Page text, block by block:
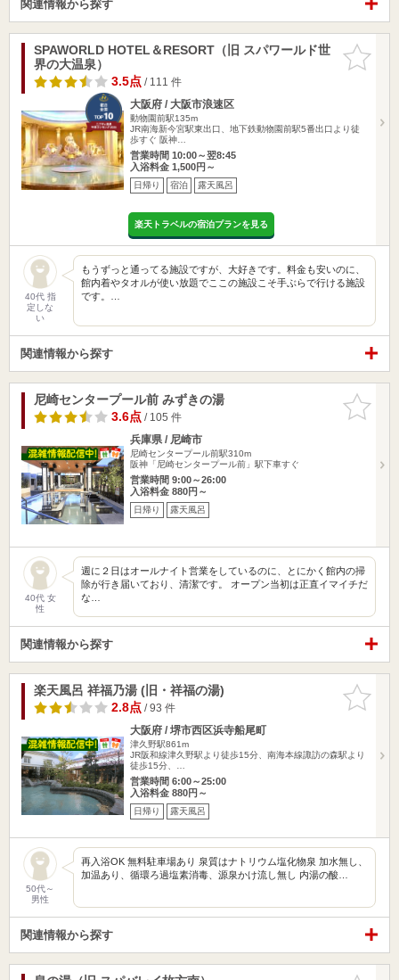
関連情報から探す
お気に入
りに追加
SPAWORLD HOTEL＆RESORT（旧 スパワールド世
界の大温泉）
3.5点/ 111 件
大阪府 / 大阪市浪速区
動物園前駅135m
JR南海新今宮駅東出口、地下鉄動物園前駅5番出口より徒
歩すぐ 阪神…
営業時間 10:00～翌8:45
入浴料金 1,500円～
日帰り 宿泊 露天風呂
楽天トラベルの宿泊プランを見る
40代 指
定しな
い
もうずっと通ってる施設ですが、大好きです。料金も安いのに、
館内着やタオルが使い放題でここの施設こそ手ぶらで行ける施設
です。…
関連情報から探す
お気に入
りに追加
尼崎センタープール前 みずきの湯
3.6点/ 105 件
兵庫県 / 尼崎市
尼崎センタープール前駅310m
阪神「尼崎センタープール前」駅下車すぐ
営業時間 9:00～26:00
入浴料金 880円～
日帰り 露天風呂
40代 女
性
週に２日はオールナイト営業をしているのに、とにかく館内の掃
除が行き届いており、清潔です。 オープン当初は正直イマイチだ
な…
関連情報から探す
お気に入
りに追加
楽天風呂 祥福乃湯 (旧・祥福の湯)
2.8点/ 93 件
大阪府 / 堺市西区浜寺船尾町
津久野駅861m
JR阪和線津久野駅より徒歩15分、南海本線諏訪の森駅より
徒歩15分、…
営業時間 6:00～25:00
入浴料金 880円～
日帰り 露天風呂
50代～
男性
再入浴OK 無料駐車場あり 泉質はナトリウム塩化物泉 加水無し、
加温あり、循環ろ過塩素消毒、源泉かけ流し無し 内湯の酸…
関連情報から探す